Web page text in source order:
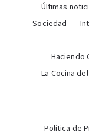
Últimas
Sociedad
Haciendo
La Cocina
Política de